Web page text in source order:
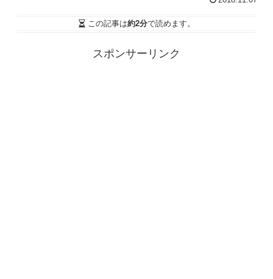
この記事は約2分で読めます。
スポンサーリンク